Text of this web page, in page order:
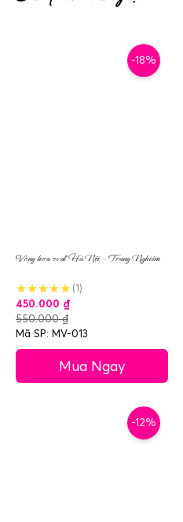
-18%
Vòng hoa oval Hà Nội – Trang Nghiêm
(1)
450.000 ₫
550.000₫
Mã SP: MV-013
Mua Ngay
-12%